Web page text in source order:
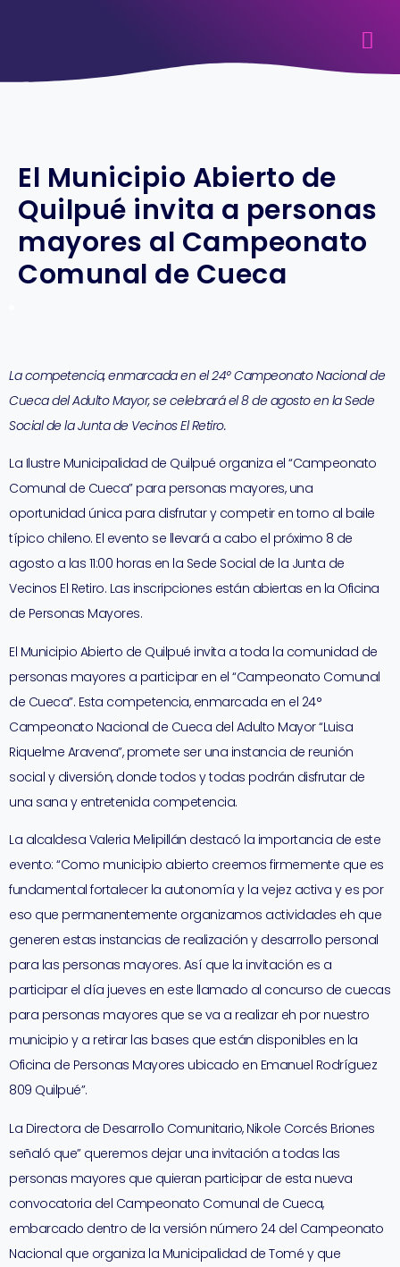
El Municipio Abierto de
Quilpué invita a personas
mayores al Campeonato
Comunal de Cueca
La competencia, enmarcada en el 24° Campeonato Nacional de
Cueca del Adulto Mayor, se celebrará el 8 de agosto en la Sede
Social de la Junta de Vecinos El Retiro.
La Ilustre Municipalidad de Quilpué organiza el “Campeonato
Comunal de Cueca” para personas mayores, una
oportunidad única para disfrutar y competir en torno al baile
típico chileno. El evento se llevará a cabo el próximo 8 de
agosto a las 11:00 horas en la Sede Social de la Junta de
Vecinos El Retiro. Las inscripciones están abiertas en la Oficina
de Personas Mayores.
El Municipio Abierto de Quilpué invita a toda la comunidad de
personas mayores a participar en el “Campeonato Comunal
de Cueca”. Esta competencia, enmarcada en el 24°
Campeonato Nacional de Cueca del Adulto Mayor “Luisa
Riquelme Aravena”, promete ser una instancia de reunión
social y diversión, donde todos y todas podrán disfrutar de
una sana y entretenida competencia.
La alcaldesa Valeria Melipillán destacó la importancia de este
evento: “Como municipio abierto creemos firmemente que es
fundamental fortalecer la autonomía y la vejez activa y es por
eso que permanentemente organizamos actividades eh que
generen estas instancias de realización y desarrollo personal
para las personas mayores. Así que la invitación es a
participar el día jueves en este llamado al concurso de cuecas
para personas mayores que se va a realizar eh por nuestro
municipio y a retirar las bases que están disponibles en la
Oficina de Personas Mayores ubicado en Emanuel Rodríguez
809 Quilpué”.
La Directora de Desarrollo Comunitario, Nikole Corcés Briones
señaló que” queremos dejar una invitación a todas las
personas mayores que quieran participar de esta nueva
convocatoria del Campeonato Comunal de Cueca,
embarcado dentro de la versión número 24 del Campeonato
Nacional que organiza la Municipalidad de Tomé y que